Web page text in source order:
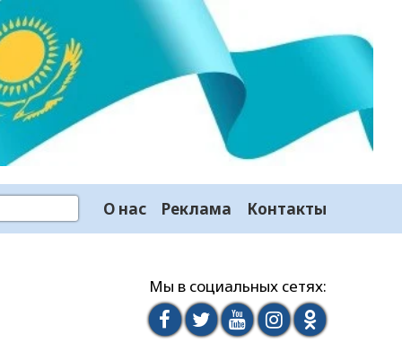
О нас Реклама Контакты
Мы в социальных сетях: